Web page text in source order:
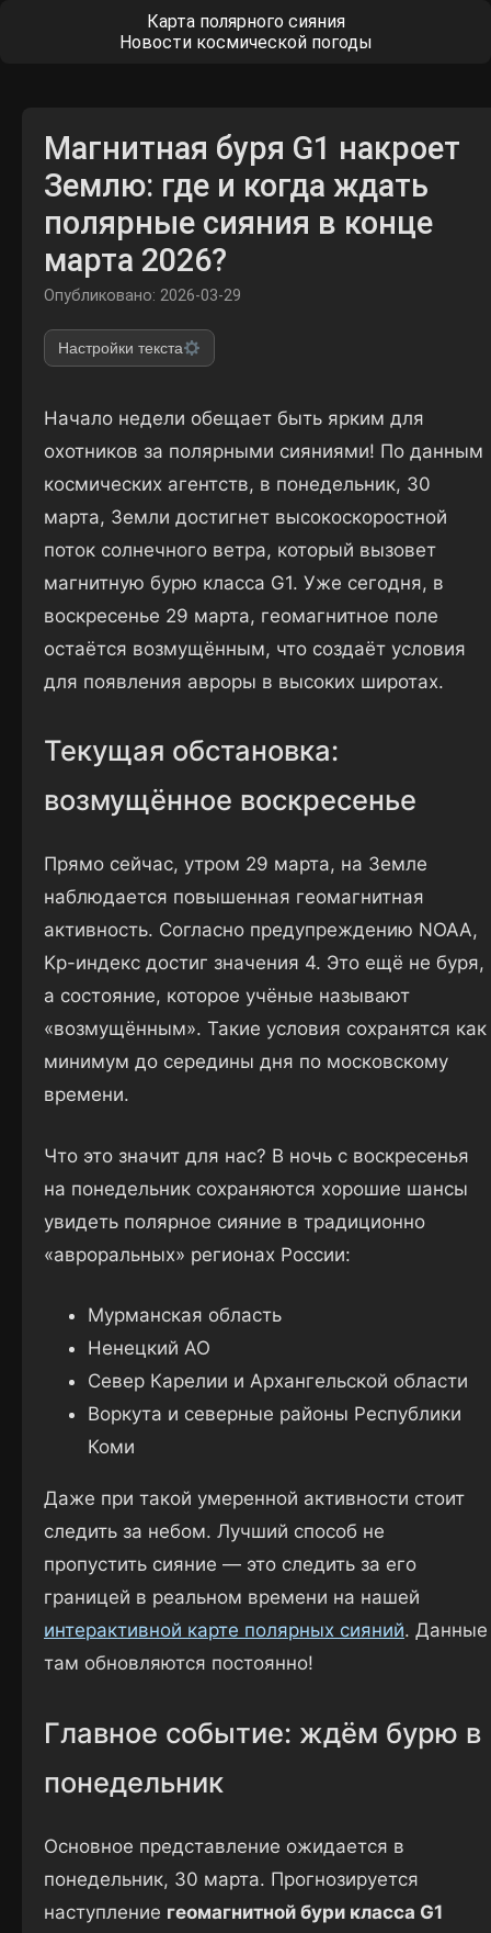
Карта полярного сияния
Новости космической погоды
Магнитная буря G1 накроет
Землю: где и когда ждать
полярные сияния в конце
марта 2026?
Опубликовано: 2026-03-29
Настройки текста
Начало недели обещает быть ярким для
охотников за полярными сияниями! По данным
космических агентств, в понедельник, 30
марта, Земли достигнет высокоскоростной
поток солнечного ветра, который вызовет
магнитную бурю класса G1. Уже сегодня, в
воскресенье 29 марта, геомагнитное поле
остаётся возмущённым, что создаёт условия
для появления авроры в высоких широтах.
Текущая обстановка:
возмущённое воскресенье
Прямо сейчас, утром 29 марта, на Земле
наблюдается повышенная геомагнитная
активность. Согласно предупреждению NOAA,
Kp-индекс достиг значения 4. Это ещё не буря,
а состояние, которое учёные называют
«возмущённым». Такие условия сохранятся как
минимум до середины дня по московскому
времени.
Что это значит для нас? В ночь с воскресенья
на понедельник сохраняются хорошие шансы
увидеть полярное сияние в традиционно
«авроральных» регионах России:
Мурманская область
Ненецкий АО
Север Карелии и Архангельской области
Воркута и северные районы Республики
Коми
Даже при такой умеренной активности стоит
следить за небом. Лучший способ не
пропустить сияние — это следить за его
границей в реальном времени на нашей
интерактивной карте полярных сияний. Данные
там обновляются постоянно!
Главное событие: ждём бурю в
понедельник
Основное представление ожидается в
понедельник, 30 марта. Прогнозируется
наступление геомагнитной бури класса G1